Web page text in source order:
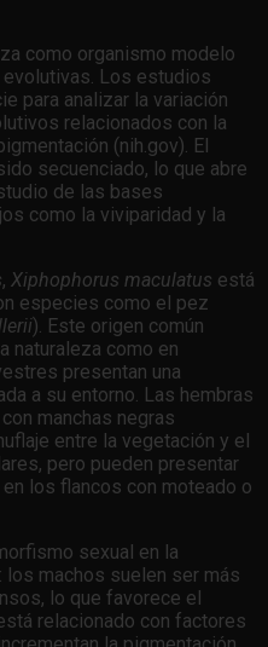
como organismo modelo
Los estudios
para analizar la variación
relacionados con la
(nih.gov). El
secuenciado, lo que abre
de las bases
como la viviparidad y la
, Xiphophorus maculatus está
especies como el pez
). Este origen común
naturaleza como en
presentan una
a su entorno. Las hembras
manchas negras
entre la vegetación y el
pero pueden presentar
los flancos con moteado o
sexual en la
los machos suelen ser más
lo que favorece el
relacionado con factores